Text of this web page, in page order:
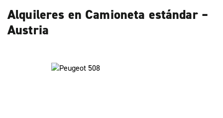
Alquileres en Camioneta estándar –
Austria